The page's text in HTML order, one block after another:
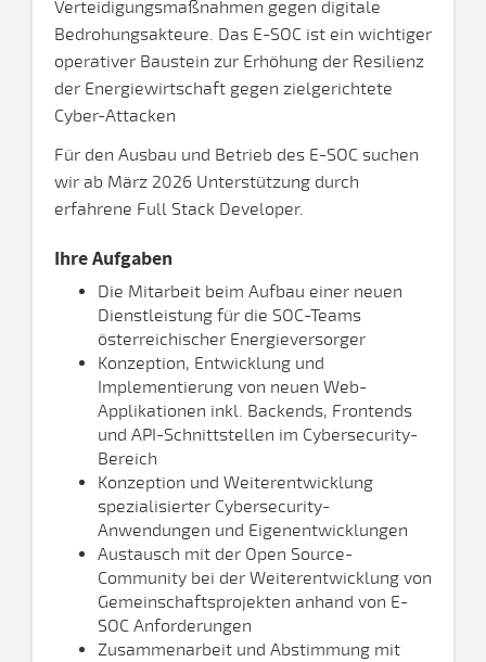
Verteidigungsmaßnahmen gegen digitale
Bedrohungsakteure. Das E-SOC ist ein wichtiger
operativer Baustein zur Erhöhung der Resilienz
der Energiewirtschaft gegen zielgerichtete
Cyber-Attacken
Für den Ausbau und Betrieb des E-SOC suchen
wir ab März 2026 Unterstützung durch
erfahrene Full Stack Developer.
Ihre Aufgaben
Die Mitarbeit beim Aufbau einer neuen
Dienstleistung für die SOC-Teams
österreichischer Energieversorger
Konzeption, Entwicklung und
Implementierung von neuen Web-
Applikationen inkl. Backends, Frontends
und API-Schnittstellen im Cybersecurity-
Bereich
Konzeption und Weiterentwicklung
spezialisierter Cybersecurity-
Anwendungen und Eigenentwicklungen
Austausch mit der Open Source-
Community bei der Weiterentwicklung von
Gemeinschaftsprojekten anhand von E-
SOC Anforderungen
Zusammenarbeit und Abstimmung mit